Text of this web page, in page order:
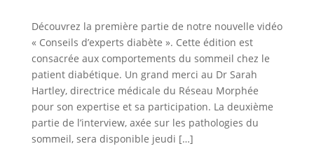
Découvrez la première partie de notre nouvelle vidéo
« Conseils d’experts diabète ». Cette édition est
consacrée aux comportements du sommeil chez le
patient diabétique. Un grand merci au Dr Sarah
Hartley, directrice médicale du Réseau Morphée
pour son expertise et sa participation. La deuxième
partie de l’interview, axée sur les pathologies du
sommeil, sera disponible jeudi […]